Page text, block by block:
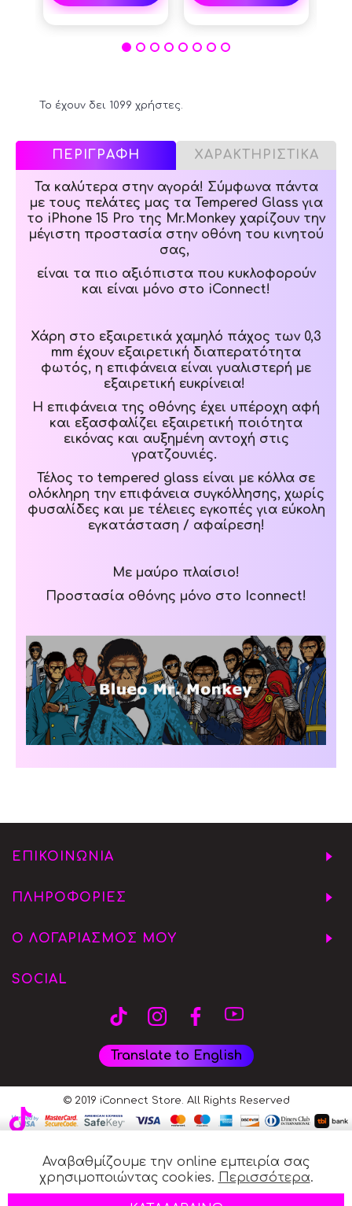
Το έχουν δει 1099 χρήστες.
ΠΕΡΙΓΡΑΦΗ ΧΑΡΑΚΤΗΡΙΣΤΙΚΑ
Τα καλύτερα στην αγορά! Σύμφωνα πάντα
με τους πελάτες μας τα Tempered Glass για
το iPhone 15 Pro της Mr.Monkey χαρίζουν την
μέγιστη προστασία στην οθόνη του κινητού
σας,
είναι τα πιο αξιόπιστα που κυκλοφορούν
και είναι μόνο στο iConnect!
Χάρη στο εξαιρετικά χαμηλό πάχος των 0,3
mm έχουν εξαιρετική διαπερατότητα
φωτός, η επιφάνεια είναι γυαλιστερή με
εξαιρετική ευκρίνεια!
Η επιφάνεια της οθόνης έχει υπέροχη αφή
και εξασφαλίζει εξαιρετική ποιότητα
εικόνας και αυξημένη αντοχή στις
γρατζουνιές.
Τέλος το tempered glass είναι με κόλλα σε
ολόκληρη την επιφάνεια συγκόλλησης, χωρίς
φυσαλίδες και με τέλειες εγκοπές για εύκολη
εγκατάσταση / αφαίρεση!
Με μαύρο πλαίσιο!
Προστασία οθόνης μόνο στο Iconnect!
ΕΠΙΚΟΙΝΩΝΙΑ
ΠΛΗΡΟΦΟΡΙΕΣ
Ο ΛΟΓΑΡΙΑΣΜΟΣ ΜΟΥ
SOCIAL
Translate to English
© 2019 iConnect Store. All Rights Reserved
Αναβαθμίζουμε την online εμπειρία σας
χρησιμοποιώντας cookies. Περισσότερα.